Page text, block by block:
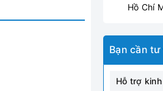
Hồ Chí
Bạn cần
Hỗ trợ